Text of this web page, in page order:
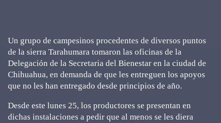
Un grupo de campesinos procedentes de diversos puntos
de la sierra Tarahumara tomaron las oficinas de la
Delegación de la Secretaria del Bienestar en la ciudad de
Chihuahua, en demanda de que les entreguen los apoyos
que no les han entregado desde principios de año.
Desde este lunes 25, los productores se presentan en
dichas instalaciones a pedir que al menos se les diera